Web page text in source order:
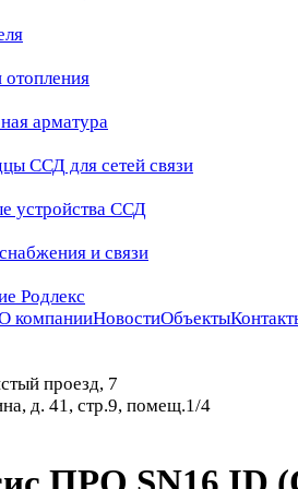
арматура
ССД для сетей связи
устройства ССД
и связи
Родлекс
компанииНовостиОбъекты
проезд, 7
д. 41, стр.9, помещ.1/4